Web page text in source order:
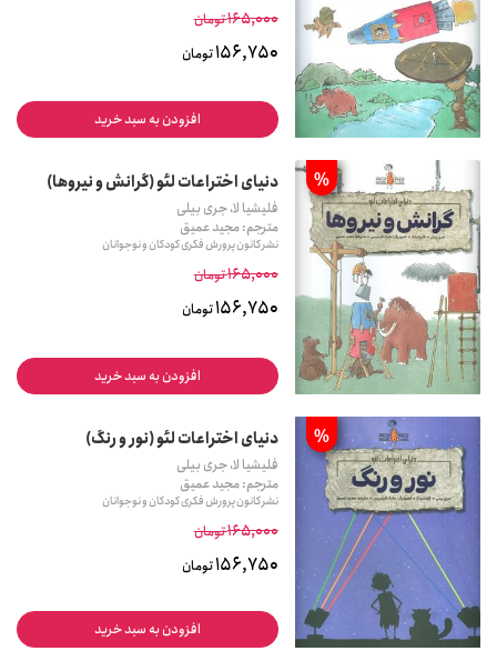
165,000تومان
156,750تومان
افزودن به سبد خرید
% دنیای اختراعات لئو (گرانش و نیروها)
فلیشیا لا، جری بیلی
مترجم: مجید عمیق
نشر کانون پرورش فکری کودکان و نوجوانان
165,000تومان
156,750تومان
افزودن به سبد خرید
% دنیای اختراعات لئو (نور و رنگ)
فلیشیا لا، جری بیلی
مترجم: مجید عمیق
نشر کانون پرورش فکری کودکان و نوجوانان
165,000تومان
156,750تومان
افزودن به سبد خرید